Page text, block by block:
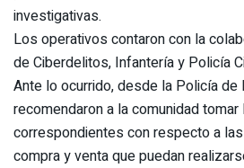
investigativas.
Los operativos contaron con la
de Ciberdelitos, Infantería y Policía
Ante lo ocurrido, desde la Policía de
recomendaron a la comunidad
correspondientes con respecto a
compra y venta que puedan